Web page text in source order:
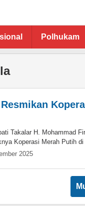
Polhukam
Takalar H. Mohammad
Koperasi Merah Putih
2025